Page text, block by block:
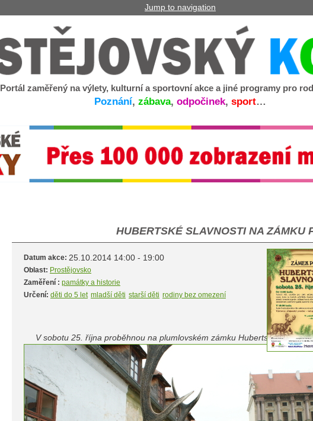
Jump to navigation
Portál zaměřený na výlety, kulturní a sportovní akce a jiné programy pro
Poznání, zábava, odpočinek, sport…
HUBERTSKÉ SLAVNOSTI NA ZÁMKU
Datum akce: 25.10.2014 14:00 - 19:00
Oblast: Prostějovsko
Zaměření : památky a historie
Určení: děti do 5 let mladší děti starší děti rodiny bez omezení
V sobotu 25. října proběhnou na plumlovském zámku Hubertské